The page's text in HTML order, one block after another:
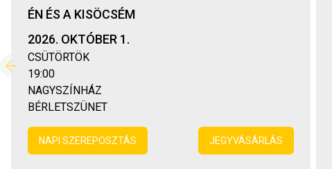
ÉN ÉS A KISÖCSÉM
2026. OKTÓBER 1.
CSÜTÖRTÖK
19:00
NAGYSZÍNHÁZ
BÉRLETSZÜNET
NAPI SZEREPOSZTÁS JEGYVÁSÁRLÁS
Előző